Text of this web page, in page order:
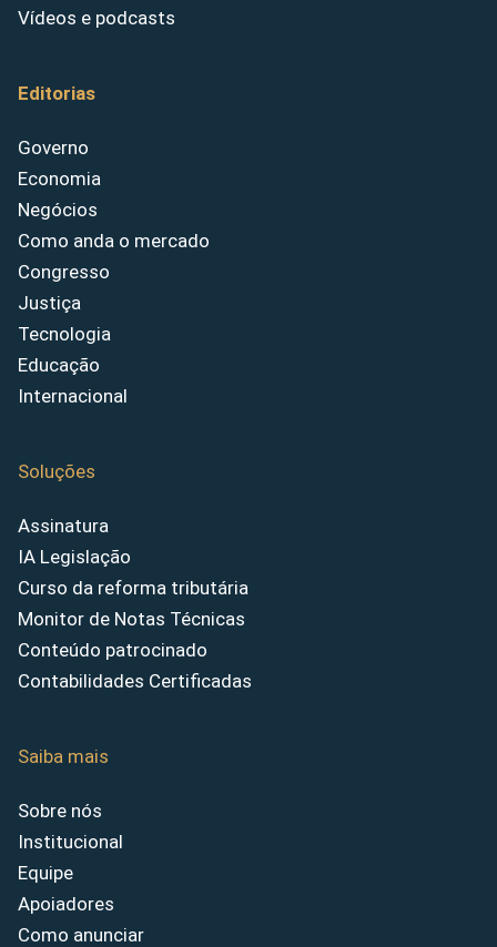
Vídeos e podcasts
Editorias
Governo
Economia
Negócios
Como anda o mercado
Congresso
Justiça
Tecnologia
Educação
Internacional
Soluções
Assinatura
IA Legislação
Curso da reforma tributária
Monitor de Notas Técnicas
Conteúdo patrocinado
Contabilidades Certificadas
Saiba mais
Sobre nós
Institucional
Equipe
Apoiadores
Como anunciar